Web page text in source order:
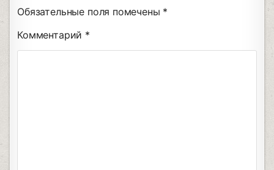
Обязательные поля помечены *
Комментарий *